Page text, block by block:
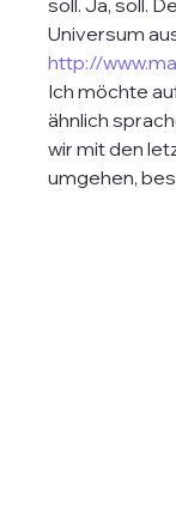
soll. Ja, soll.
Universum
http://
Ich möchte
ähnlich
wir mit den
umgehen,